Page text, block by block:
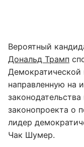
Вероятный
Дональд Трамп
Демократической
направленную на
законопроекта о
лидер
Чак Шумер.